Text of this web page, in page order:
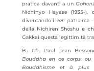
pratica davanti a un
Nichinyo Hayase (1935-
diventando il 68° patriarca
della Nichiren Shoshu e
Gakkai questa legittimità
B.: Cfr. Paul Jean
Bouddha en ce corps,
Bouddhisme et à plus